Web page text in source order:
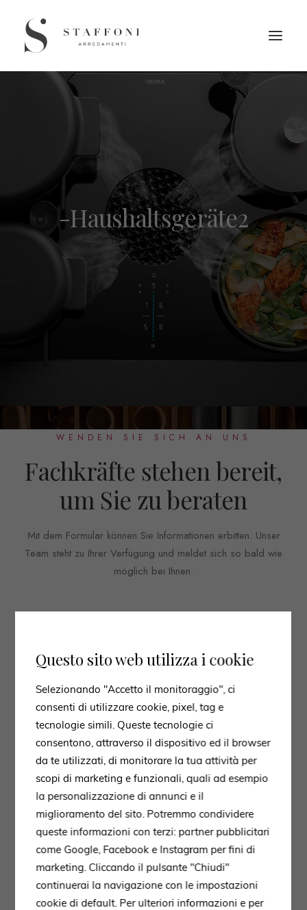
-Haushaltsgeräte2
WENDEN SIE SICH AN UNS
Fachkräfte stehen bereit,
um Sie zu beraten
Mit dem Formular können Sie Informationen erbitten. Unser
Team steht zu Ihrer Verfügung und meldet sich so bald wie
möglich bei Ihnen.
Questo sito web utilizza i cookie
Selezionando "Accetto il monitoraggio", ci
consenti di utilizzare cookie, pixel, tag e
tecnologie simili. Queste tecnologie ci
consentono, attraverso il dispositivo ed il browser
da te utilizzati, di monitorare la tua attività per
scopi di marketing e funzionali, quali ad esempio
la personalizzazione di annunci e il
miglioramento del sito. Potremmo condividere
queste informazioni con terzi: partner pubblicitari
come Google, Facebook e Instagram per fini di
marketing. Cliccando il pulsante "Chiudi"
continuerai la navigazione con le impostazioni
cookie di default. Per ulteriori informazioni e per